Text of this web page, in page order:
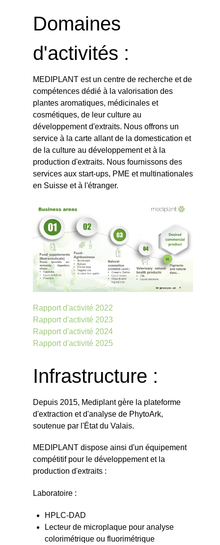
Domaines
d'activités :
MEDIPLANT est un centre de recherche et de
compétences dédié à la valorisation des
plantes aromatiques, médicinales et
cosmétiques, de leur culture au
développement d'extraits. Nous offrons un
service à la carte allant de la domestication et
de la culture au développement et à la
production d'extraits. Nous fournissons des
services aux start-ups, PME et multinationales
en Suisse et à l'étranger.
Rapport d'activité 2022
Rapport d'activité 2023
Rapport d'activité 2024
Rapport d'activité 2025
Infrastructure :
Depuis 2015, Mediplant gère la plateforme
d'extraction et d'analyse de PhytoArk,
soutenue par l'État du Valais.
MEDIPLANT dispose ainsi d'un équipement
compétitif pour le développement et la
production d'extraits :
Laboratoire :
HPLC-DAD
Lecteur de microplaque pour analyse
colorimétrique ou fluorimétrique